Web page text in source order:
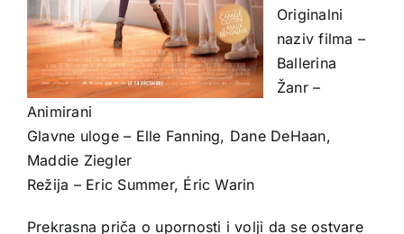
Originalni
naziv filma –
Ballerina
Žanr –
Animirani
Glavne uloge – Elle Fanning, Dane DeHaan,
Maddie Ziegler
Režija – Eric Summer, Éric Warin
Prekrasna priča o upornosti i volji da se ostvare